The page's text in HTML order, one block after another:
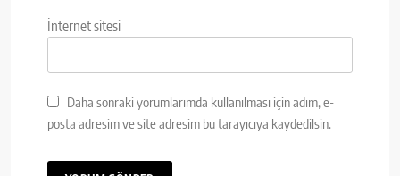
İnternet sitesi
Daha sonraki yorumlarımda kullanılması için adım, e-
posta adresim ve site adresim bu tarayıcıya kaydedilsin.